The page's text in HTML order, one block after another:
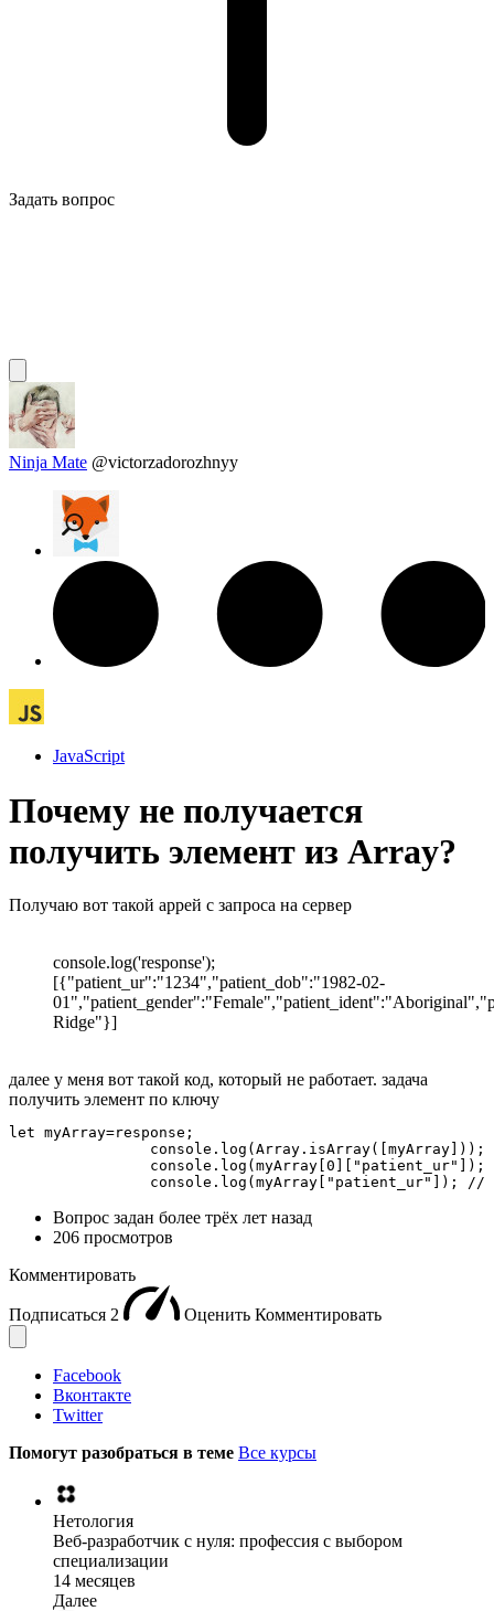
Задать вопрос
Ninja Mate @victorzadorozhnyy
JavaScript
Почему не получается
получить элемент из Array?
Получаю вот такой аррей с запроса на сервер
console.log('response');
[{"patient_ur":"1234","patient_dob":"1982-02-
Ridge"}]
далее у меня вот такой код, который не работает. задача
получить элемент по ключу
let myArray=response;
console.log(Array.isArray([myArray]));
console.log(myArray[0]["patient_ur"]);
console.log(myArray["patient_ur"]); //
Вопрос задан более трёх лет назад
206 просмотров
Комментировать
Подписаться 2 Оценить Комментировать
Facebook
Вконтакте
Twitter
Помогут разобраться в теме Все курсы
Нетология
Веб-разработчик с нуля: профессия с выбором
специализации
14 месяцев
Далее